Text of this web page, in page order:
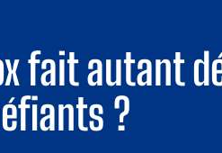
fait autant
?